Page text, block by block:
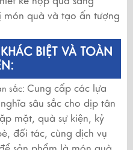
quà và tạo ấn tượng
BIỆT VÀ TOÀN
sắc: Cung cấp các lựa
sâu sắc cho dịp tân
mặt, quà sự kiện, kỷ
đối tác, cùng dịch vụ